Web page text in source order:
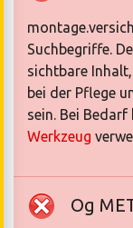
Suchbegriffe.
sichtbare
bei der Pflege
sein. Bei Bedarf
Werkzeug
Og